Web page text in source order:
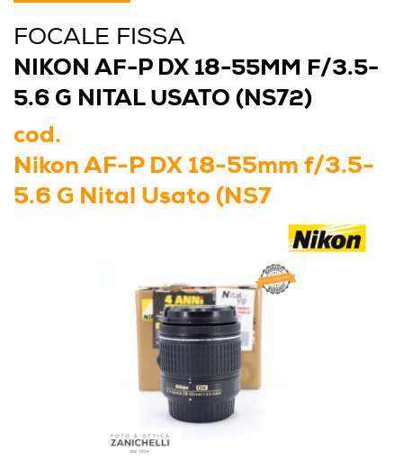
FOCALE FISSA
NIKON AF-P DX 18-55MM F/3.5-
5.6 G NITAL USATO (NS72)
cod.
Nikon AF-P DX 18-55mm f/3.5-
5.6 G Nital Usato (NS7